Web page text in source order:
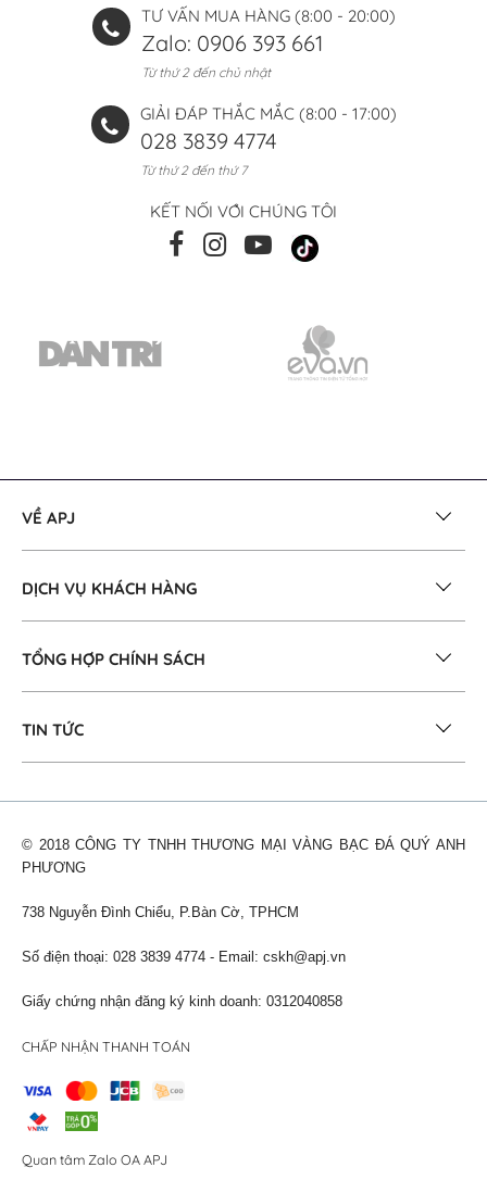
TƯ VẤN MUA HÀNG (8:00 - 20:00)
Zalo: 0906 393 661
Từ thứ 2 đến chủ nhật
GIẢI ĐÁP THẮC MẮC (8:00 - 17:00)
028 3839 4774
Từ thứ 2 đến thứ 7
KẾT NỐI VỚI CHÚNG TÔI
VỀ APJ
DỊCH VỤ KHÁCH HÀNG
TỔNG HỢP CHÍNH SÁCH
TIN TỨC
© 2018 CÔNG TY TNHH THƯƠNG MẠI VÀNG BẠC ĐÁ QUÝ ANH
PHƯƠNG
738 Nguyễn Đình Chiểu, P.Bàn Cờ, TPHCM
Số điện thoại: 028 3839 4774 - Email: cskh@apj.vn
Giấy chứng nhận đăng ký kinh doanh: 0312040858
CHẤP NHẬN THANH TOÁN
Quan tâm Zalo OA APJ